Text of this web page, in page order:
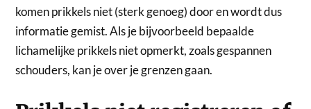
komen prikkels niet (sterk genoeg) door en wordt dus
informatie gemist. Als je bijvoorbeeld bepaalde
lichamelijke prikkels niet opmerkt, zoals gespannen
schouders, kan je over je grenzen gaan.